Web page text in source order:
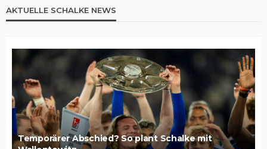
AKTUELLE SCHALKE NEWS
Temporärer Abschied? So plant Schalke mit